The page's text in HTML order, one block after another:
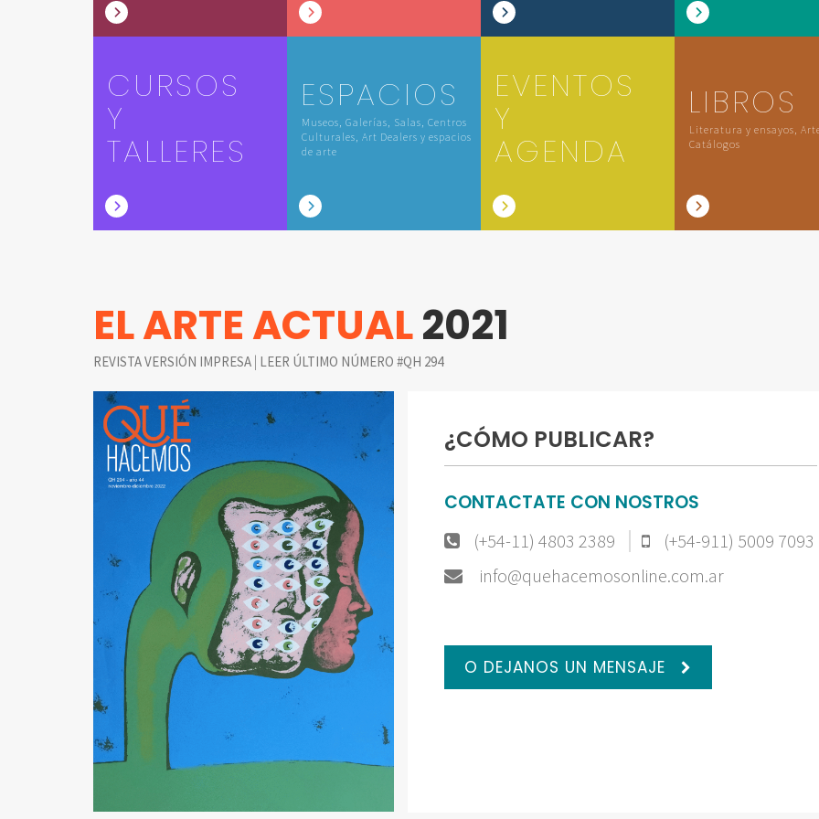
CURSOS
Y
TALLERES
ESPACIOS
Museos, Galerías, Salas, Centros
Culturales, Art Dealers y espacios
de arte
EVENTOS
Y
AGENDA
LIBROS
Literatura y ensayos,
Catálogos
EL ARTE ACTUAL2021
REVISTA VERSIÓN IMPRESA | LEER ÚLTIMO NÚMERO #QH 294
¿CÓMO PUBLICAR?
CONTACTATE CON NOSTROS
(+54-11) 4803 2389
(+54-911) 5009 7093
info@quehacemosonline.com.ar
O DEJANOS UN MENSAJE